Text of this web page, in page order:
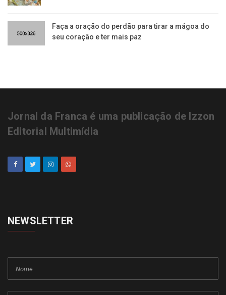
Faça a oração do perdão para tirar a mágoa do
seu coração e ter mais paz
Jornal da Franca é uma publicação de Izzon
Editorial Multimídia
NEWSLETTER